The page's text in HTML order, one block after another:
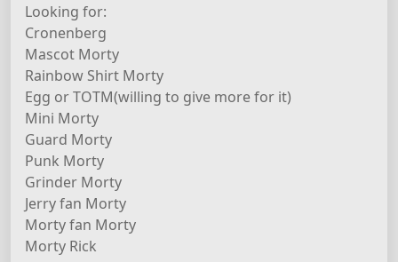
Looking for:
Cronenberg
Mascot Morty
Rainbow Shirt Morty
Egg or TOTM(willing to give more for it)
Mini Morty
Guard Morty
Punk Morty
Grinder Morty
Jerry fan Morty
Morty fan Morty
Morty Rick